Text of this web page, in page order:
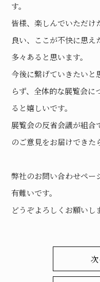
す。
皆様、楽しんでいただけ
良い、ここが不快に思
多々あると思います。
今後に繋げていきたいと
らず、全体的な展覧会に
ると嬉しいです。
展覧会の反省会議が組合
のご意見をお届けできた
弊社のお問い合わせペー
有難いです。
どうぞよろしくお願いし